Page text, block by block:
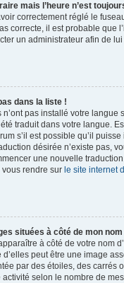
mais l’heure n’est
correctement réglé le
correcte, il est probable que
un administrateur afin de
dans la liste !
pas installé votre langue
traduit dans votre langue.
s’il est possible qu’il
désirée n’existe pas,
une nouvelle
vous rendre sur le site internet
situées à côté de mon nom
à côté de votre nom
peut être une image
par des étoiles, des carrés
activité selon le nombre de